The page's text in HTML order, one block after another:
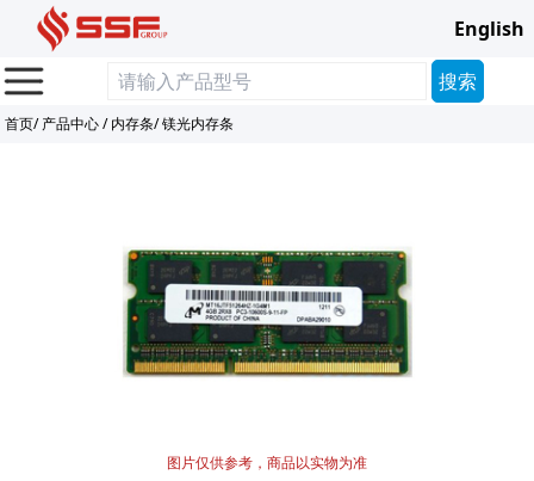
English
首页/产品中心/内存条/镁光内存条
图片仅供参考，商品以实物为准